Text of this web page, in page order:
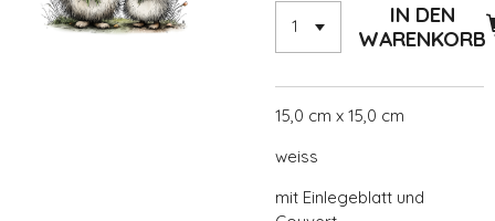
IN DEN
WARENKORB
15,0 cm x 15,0 cm
weiss
mit Einlegeblatt und